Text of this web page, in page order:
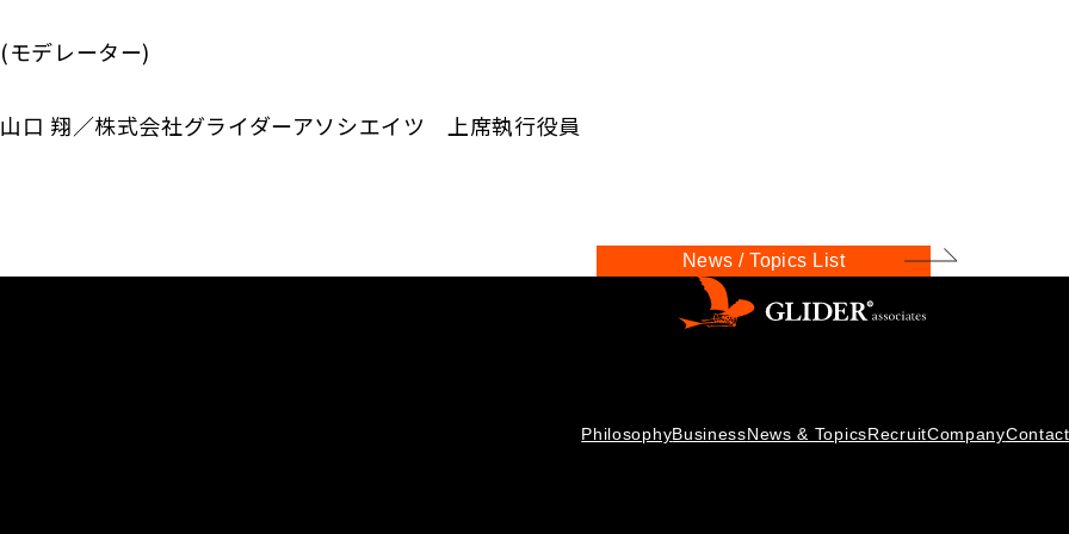
(モデレーター)
山口 翔／株式会社グライダーアソシエイツ 上席執行役員
News / Topics List
PhilosophyBusinessNews & TopicsRecruitCompanyContact